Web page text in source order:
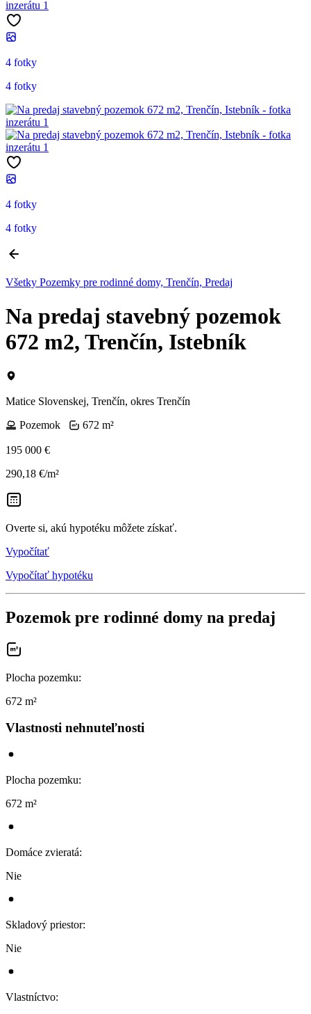
4 fotky
4 fotky
4 fotky
4 fotky
Všetky Pozemky pre rodinné domy, Trenčín, Predaj
Na predaj stavebný pozemok
672 m2, Trenčín, Istebník
Matice Slovenskej, Trenčín, okres Trenčín
Pozemok
672 m²
195 000 €
290,18 €/m²
Overte si, akú hypotéku môžete získať.
Vypočítať
Vypočítať hypotéku
Pozemok pre rodinné domy na predaj
Plocha pozemku:
672 m²
Vlastnosti nehnuteľnosti
Plocha pozemku:
672 m²
Domáce zvieratá:
Nie
Skladový priestor:
Nie
Vlastníctvo: